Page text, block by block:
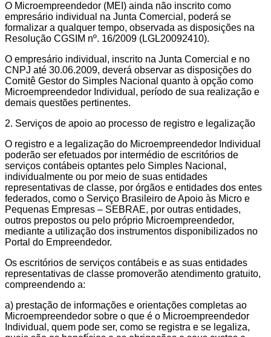
O Microempreendedor (MEI) ainda não inscrito como
empresário individual na Junta Comercial, poderá se
formalizar a qualquer tempo, observada as disposições na
Resolução CGSIM nº. 16/2009 (LGL20092410).
O empresário individual, inscrito na Junta Comercial e no
CNPJ até 30.06.2009, deverá observar as disposições do
Comitê Gestor do Simples Nacional quanto à opção como
Microempreendedor Individual, período de sua realização e
demais questões pertinentes.
2. Serviços de apoio ao processo de registro e legalização
O registro e a legalização do Microempreendedor Individual
poderão ser efetuados por intermédio de escritórios de
serviços contábeis optantes pelo Simples Nacional,
individualmente ou por meio de suas entidades
representativas de classe, por órgãos e entidades dos entes
federados, como o Serviço Brasileiro de Apoio às Micro e
Pequenas Empresas – SEBRAE, por outras entidades,
outros prepostos ou pelo próprio Microempreendedor,
mediante a utilização dos instrumentos disponibilizados no
Portal do Empreendedor.
Os escritórios de serviços contábeis e as suas entidades
representativas de classe promoverão atendimento gratuito,
compreendendo a:
a) prestação de informações e orientações completas ao
Microempreendedor sobre o que é o Microempreendedor
Individual, quem pode ser, como se registra e se legaliza,